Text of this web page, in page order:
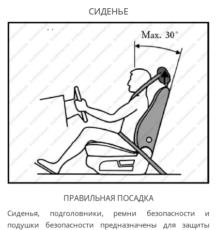
СИДЕНЬЕ
ПРАВИЛЬНАЯ ПОСАДКА
Сиденья, подголовники, ремни безопасности и
подушки безопасности предназначены для защиты